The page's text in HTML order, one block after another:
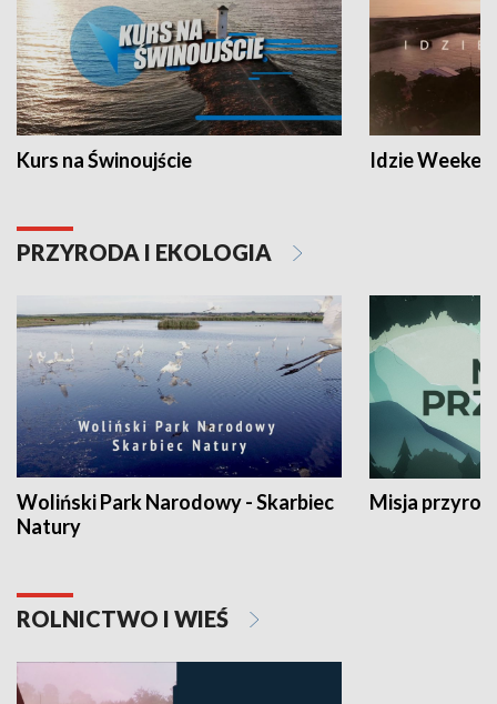
Kurs na Świnoujście Idzie
PRZYRODA I EKOLOGIA
Woliński Park Narodowy - Skarbiec
Natury
Misja
ROLNICTWO I WIEŚ